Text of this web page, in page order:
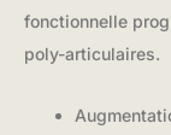
fonctionnelle
poly-articulaires.